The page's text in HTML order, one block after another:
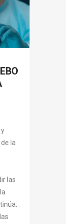
la
las